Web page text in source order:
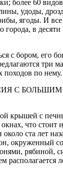
более 60
удоды,
ягоды. И
в
с бором, его
три
по нему.
С БОЛЬШИМ
крышей с
что стоит
ста лет
окруженный
рябиной,
располагается